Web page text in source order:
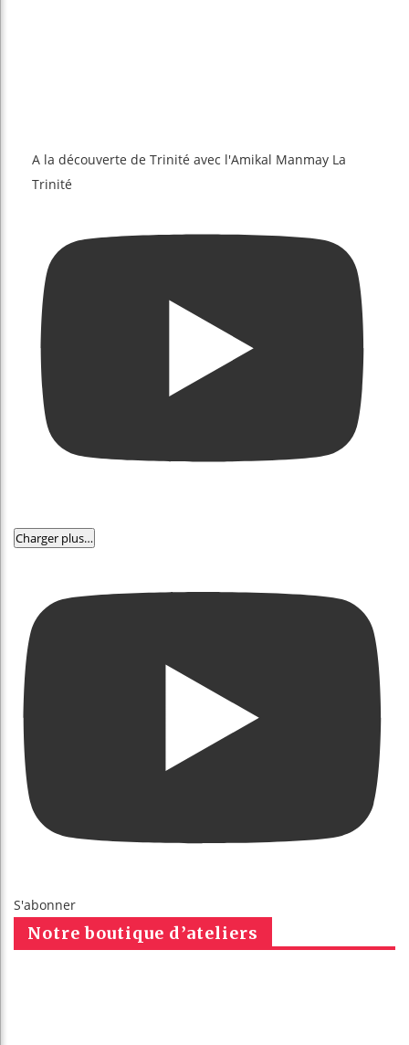
A la découverte de Trinité avec l'Amikal Manmay La
Trinité
Charger plus…
S'abonner
Notre boutique d’ateliers